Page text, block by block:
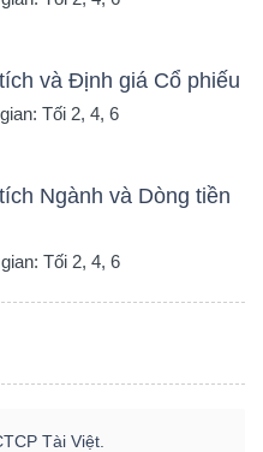
và Định giá Cổ phiếu
Tối 2, 4, 6
Ngành và Dòng tiền
Tối 2, 4, 6
Tài Việt.